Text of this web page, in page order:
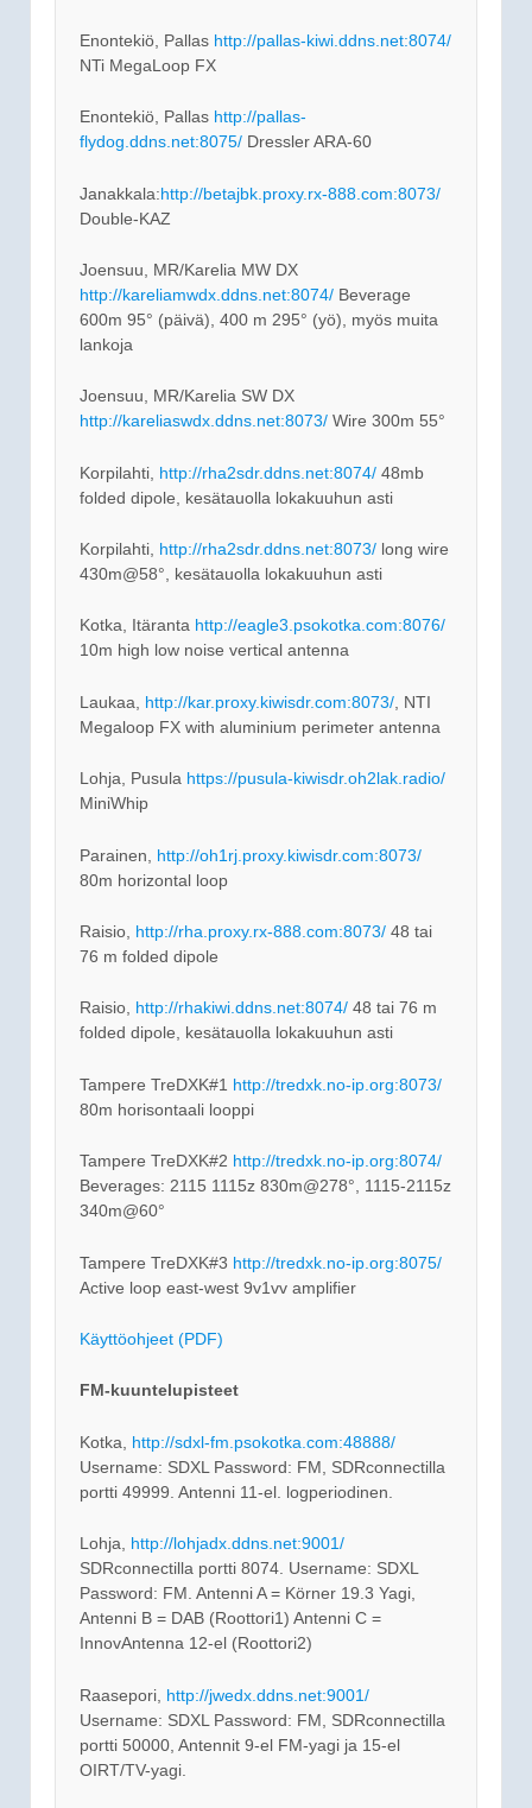
Enontekiö, Pallas http://pallas-kiwi.ddns.net:8074/
NTi MegaLoop FX
Enontekiö, Pallas http://pallas-
flydog.ddns.net:8075/ Dressler ARA-60
Janakkala:http://betajbk.proxy.rx-888.com:8073/
Double-KAZ
Joensuu, MR/Karelia MW DX
http://kareliamwdx.ddns.net:8074/ Beverage
600m 95° (päivä), 400 m 295° (yö), myös muita
lankoja
Joensuu, MR/Karelia SW DX
http://kareliaswdx.ddns.net:8073/ Wire 300m 55°
Korpilahti, http://rha2sdr.ddns.net:8074/ 48mb
folded dipole, kesätauolla lokakuuhun asti
Korpilahti, http://rha2sdr.ddns.net:8073/ long wire
430m@58°, kesätauolla lokakuuhun asti
Kotka, Itäranta http://eagle3.psokotka.com:8076/
10m high low noise vertical antenna
Laukaa, http://kar.proxy.kiwisdr.com:8073/ , NTI
Megaloop FX with aluminium perimeter antenna
Lohja, Pusula https://pusula-kiwisdr.oh2lak.radio/
MiniWhip
Parainen, http://oh1rj.proxy.kiwisdr.com:8073/
80m horizontal loop
Raisio, http://rha.proxy.rx-888.com:8073/ 48 tai
76 m folded dipole
Raisio, http://rhakiwi.ddns.net:8074/ 48 tai 76 m
folded dipole, kesätauolla lokakuuhun asti
Tampere TreDXK#1 http://tredxk.no-ip.org:8073/
80m horisontaali looppi
Tampere TreDXK#2 http://tredxk.no-ip.org:8074/
Beverages: 2115 1115z 830m@278°, 1115-2115z
340m@60°
Tampere TreDXK#3 http://tredxk.no-ip.org:8075/
Active loop east-west 9v1vv amplifier
Käyttöohjeet (PDF)
FM-kuuntelupisteet
Kotka, http://sdxl-fm.psokotka.com:48888/
Username: SDXL Password: FM, SDRconnectilla
portti 49999. Antenni 11-el. logperiodinen.
Lohja, http://lohjadx.ddns.net:9001/
SDRconnectilla portti 8074. Username: SDXL
Password: FM. Antenni A = Körner 19.3 Yagi,
Antenni B = DAB (Roottori1) Antenni C =
InnovAntenna 12-el (Roottori2)
Raasepori, http://jwedx.ddns.net:9001/
Username: SDXL Password: FM, SDRconnectilla
portti 50000, Antennit 9-el FM-yagi ja 15-el
OIRT/TV-yagi.